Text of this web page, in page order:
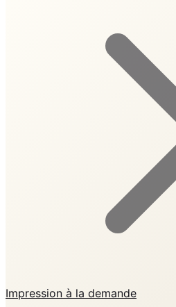
Impression à la demande